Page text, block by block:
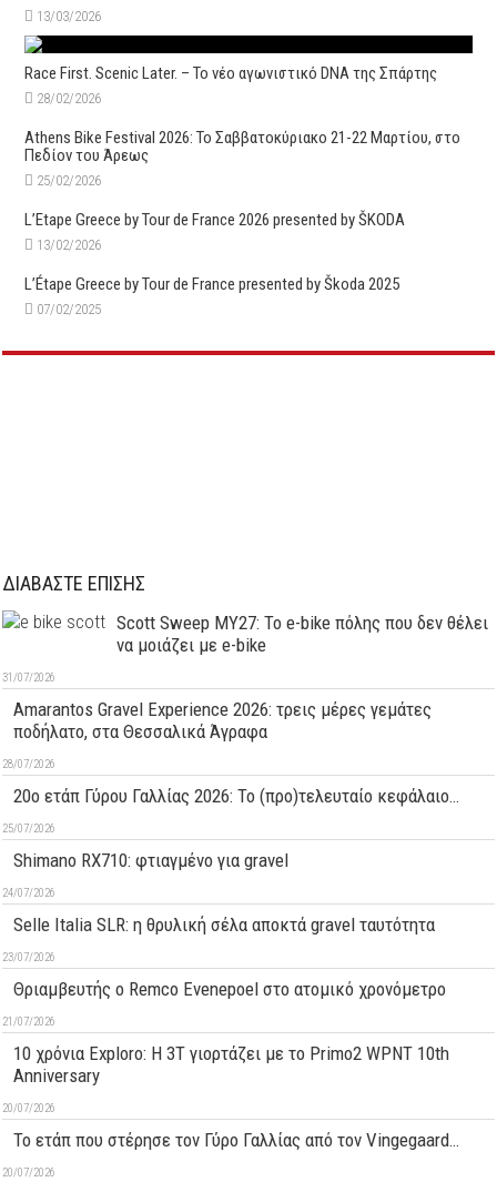
13/03/2026
Race First. Scenic Later. – Το νέο αγωνιστικό DNA της Σπάρτης
28/02/2026
Athens Bike Festival 2026: To Σαββατοκύριακο 21-22 Μαρτίου, στο
Πεδίον του Άρεως
25/02/2026
L’Etape Greece by Tour de France 2026 presented by ŠKODA
13/02/2026
L’Étape Greece by Tour de France presented by Škoda 2025
07/02/2025
ΔΙΑΒΑΣΤΕ ΕΠΙΣΗΣ
Scott Sweep MY27: Το e-bike πόλης που δεν θέλει
να μοιάζει με e-bike
31/07/2026
Amarantos Gravel Experience 2026: τρεις μέρες γεμάτες
ποδήλατο, στα Θεσσαλικά Άγραφα
28/07/2026
20ο ετάπ Γύρου Γαλλίας 2026: Το (προ)τελευταίο κεφάλαιο…
25/07/2026
Shimano RX710: φτιαγμένο για gravel
24/07/2026
Selle Italia SLR: η θρυλική σέλα αποκτά gravel ταυτότητα
23/07/2026
Θριαμβευτής ο Remco Evenepoel στο ατομικό χρονόμετρο
21/07/2026
10 χρόνια Exploro: Η 3T γιορτάζει με το Primo2 WPNT 10th
Anniversary
20/07/2026
Το ετάπ που στέρησε τον Γύρο Γαλλίας από τον Vingegaard…
20/07/2026